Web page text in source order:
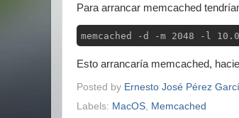
Para arrancar memcached
memcached -d -m 2048 -l
Esto arrancaría memcached,
Posted by Ernesto José Pérez
Labels: MacOS, Memcached